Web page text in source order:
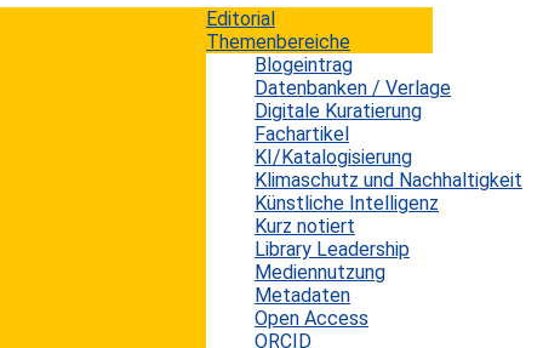
Editorial
Themenbereiche
Blogeintrag
Datenbanken / Verlage
Digitale Kuratierung
Fachartikel
KI/Katalogisierung
Klimaschutz und Nachhaltigkeit
Künstliche Intelligenz
Kurz notiert
Library Leadership
Mediennutzung
Metadaten
Open Access
ORCID
Lehrmedien
DGI-Forum Wittenberg 2019
Vom 16. bis 18. September findet in der Lutherstadt
Wittenberg das diesjährige DGI-Forum Wittenberg
statt. Die Deutsche Gesellschaft für Information und
Wissen e.V. (DGI) orientiert sich für diese Veranstaltung
am Thema des Wissenschaftsjahres 2019 „Künstliche
Intelligenz“. Im Fokus steht dabei die Bedeutung der
Künstlichen Intelligenz (KI) im und für den
Bildungsbereich. Passend hierzu lautet das